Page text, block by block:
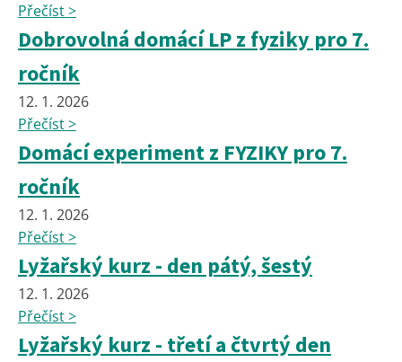
Přečíst >
Dobrovolná domácí LP z fyziky pro 7.
ročník
12. 1. 2026
Přečíst >
Domácí experiment z FYZIKY pro 7.
ročník
12. 1. 2026
Přečíst >
Lyžařský kurz - den pátý, šestý
12. 1. 2026
Přečíst >
Lyžařský kurz - třetí a čtvrtý den